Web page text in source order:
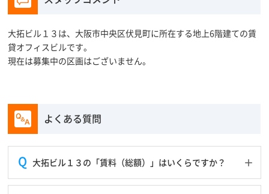
大拓ビル１３は、大阪市中央区伏見町に所在する地上6階建ての賃
貸オフィスビルです。
現在は募集中の区画はございません。
よくある質問
大拓ビル１３の「賃料（総額）」はいくらですか？